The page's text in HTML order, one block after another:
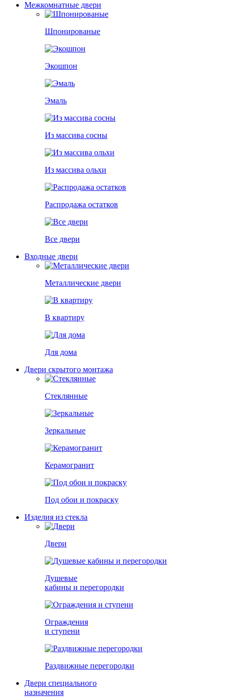
Межкомнатные двери
Шпонированые
Экошпон
Эмаль
Из массива сосны
Из массива ольхи
Распродажа остатков
Все двери
Входные двери
Металлические двери
В квартиру
Для дома
Двери скрытого монтажа
Стеклянные
Зеркальные
Керамогранит
Под обои и покраску
Изделия из стекла
Двери
Душевые
кабины и перегородки
Ограждения
и ступени
Раздвижные перегородки
Двери специального
назначения